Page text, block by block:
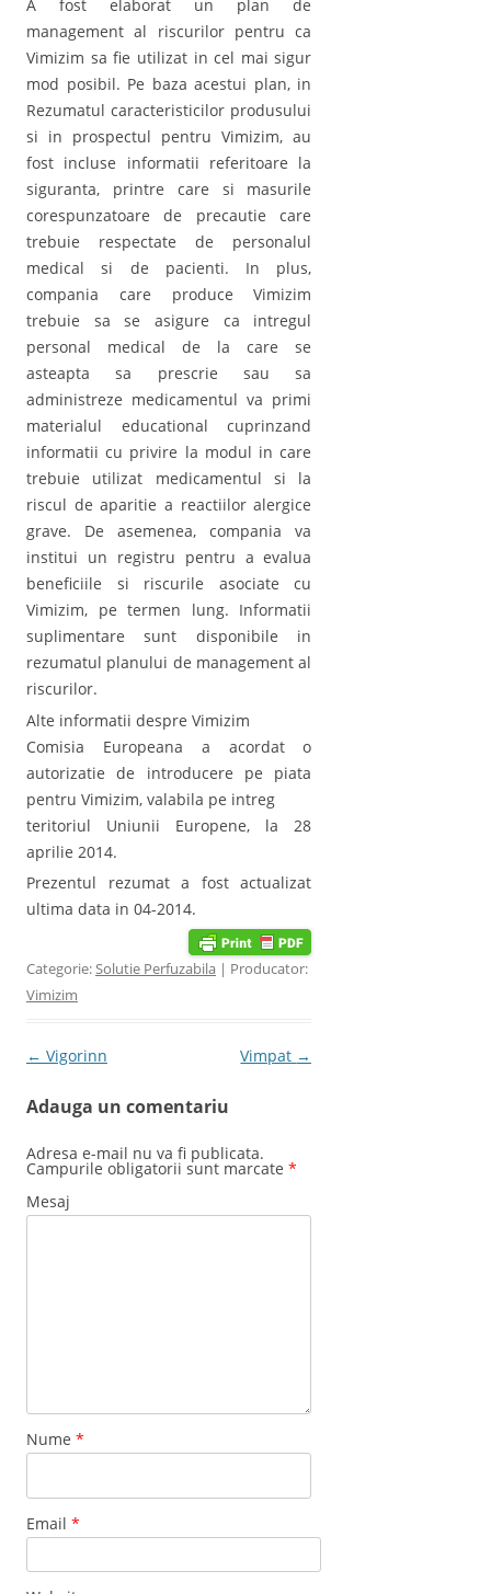
A fost elaborat un plan de
management al riscurilor pentru ca
Vimizim sa fie utilizat in cel mai sigur
mod posibil. Pe baza acestui plan, in
Rezumatul caracteristicilor produsului
si in prospectul pentru Vimizim, au
fost incluse informatii referitoare la
siguranta, printre care si masurile
corespunzatoare de precautie care
trebuie respectate de personalul
medical si de pacienti. In plus,
compania care produce Vimizim
trebuie sa se asigure ca intregul
personal medical de la care se
asteapta sa prescrie sau sa
administreze medicamentul va primi
materialul educational cuprinzand
informatii cu privire la modul in care
trebuie utilizat medicamentul si la
riscul de aparitie a reactiilor alergice
grave. De asemenea, compania va
institui un registru pentru a evalua
beneficiile si riscurile asociate cu
Vimizim, pe termen lung. Informatii
suplimentare sunt disponibile in
rezumatul planului de management al
riscurilor.
Alte informatii despre Vimizim
Comisia Europeana a acordat o
autorizatie de introducere pe piata
pentru Vimizim, valabila pe intreg
teritoriul Uniunii Europene, la 28
aprilie 2014.
Prezentul rezumat a fost actualizat
ultima data in 04-2014.
Categorie:Solutie Perfuzabila | Producator:
Vimizim
Post navigation
← Vigorinn Vimpat →
Adauga un comentariu
Adresa e-mail nu va fi publicata.
Campurile obligatorii sunt marcate *
Mesaj
Nume *
Email *